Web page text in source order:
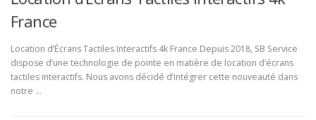
France
Location d’Écrans Tactiles Interactifs 4k France Depuis 2018, SB Service
dispose d’une technologie de pointe en matière de location d’écrans
tactiles interactifs. Nous avons décidé d’intégrer cette nouveauté dans
notre …